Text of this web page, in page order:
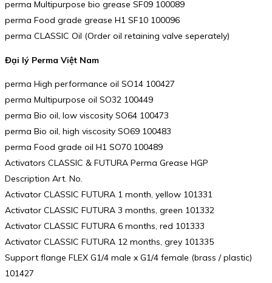
perma Multipurpose bio grease SF09 100089
perma Food grade grease H1 SF10 100096
perma CLASSIC Oil (Order oil retaining valve seperately)
Đại lý Perma Việt Nam
perma High performance oil SO14 100427
perma Multipurpose oil SO32 100449
perma Bio oil, low viscosity SO64 100473
perma Bio oil, high viscosity SO69 100483
perma Food grade oil H1 SO70 100489
Activators CLASSIC & FUTURA Perma Grease HGP
Description Art. No.
Activator CLASSIC FUTURA 1 month, yellow 101331
Activator CLASSIC FUTURA 3 months, green 101332
Activator CLASSIC FUTURA 6 months, red 101333
Activator CLASSIC FUTURA 12 months, grey 101335
Support flange FLEX G1/4 male x G1/4 female (brass / plastic)
101427